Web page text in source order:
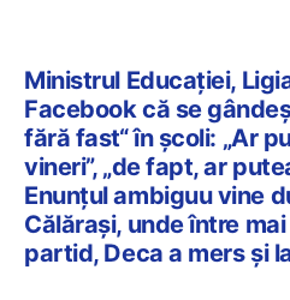
Ministrul Educației,
Facebook că se
fără fast“ în școli: „Ar
vineri”, „de fapt, ar
Enunțul ambiguu vine
Călărași, unde între
partid, Deca a mers și